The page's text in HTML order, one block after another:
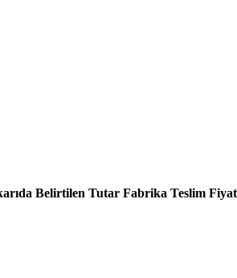
Belirtilen Tutar Fabrika Teslim